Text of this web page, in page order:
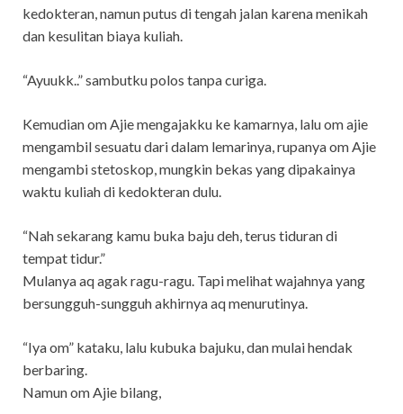
kedokteran, namun putus di tengah jalan karena menikah
dan kesulitan biaya kuliah.
“Ayuukk..” sambutku polos tanpa curiga.
Kemudian om Ajie mengajakku ke kamarnya, lalu om ajie
mengambil sesuatu dari dalam lemarinya, rupanya om Ajie
mengambi stetoskop, mungkin bekas yang dipakainya
waktu kuliah di kedokteran dulu.
“Nah sekarang kamu buka baju deh, terus tiduran di
tempat tidur.”
Mulanya aq agak ragu-ragu. Tapi melihat wajahnya yang
bersungguh-sungguh akhirnya aq menurutinya.
“Iya om” kataku, lalu kubuka bajuku, dan mulai hendak
berbaring.
Namun om Ajie bilang,